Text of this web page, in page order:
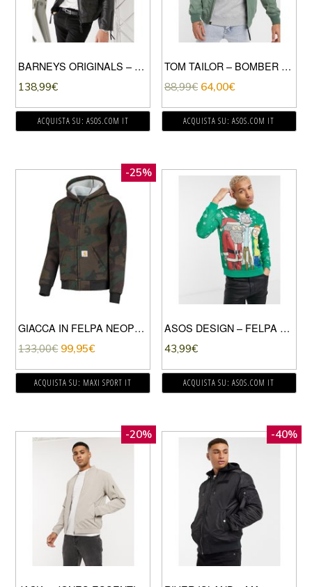
BARNEYS ORIGINALS – GIACCA BIKER IN VERA PELLE CON ZIP E CINTURA-NERO
138,99€
ACQUISTA SU: ASOS.COM IT
TOM TAILOR – BOMBER CON ZIP COLOR KAKI-VERDE
88,99€ 64,00€
ACQUISTA SU: ASOS.COM IT
-25%
GIACCA IN FELPA NEOPRENE CAR-LUX
133,00€ 99,95€
ACQUISTA SU: MAXI SPORT IT
ASOS DESIGN – FELPA NATALIZIA CON STAMPA DI “RICK & MORTY”, COLORE VERDE
43,99€
ACQUISTA SU: ASOS.COM IT
-20% -40%